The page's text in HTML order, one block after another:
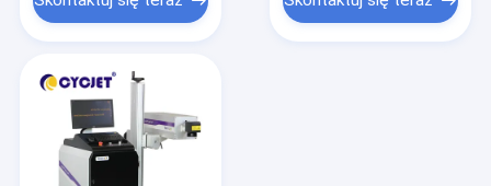
Maszyna do czyszczenia laserowego
Maszyna tnąca laserem
Maszyna do etykietowania naklejek